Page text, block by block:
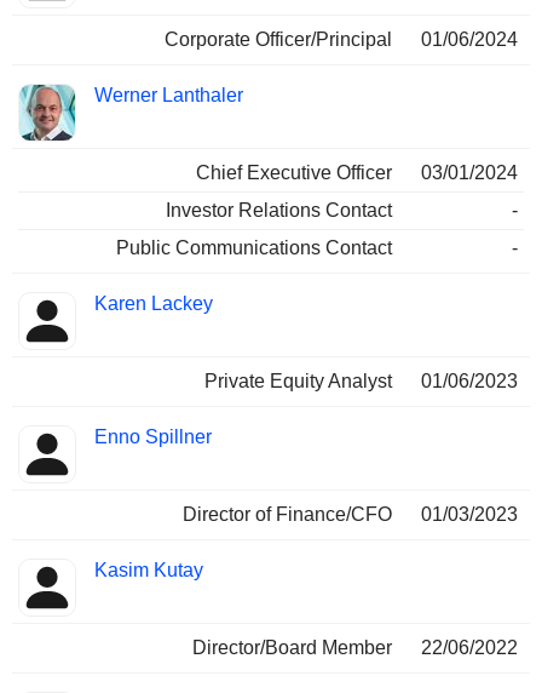
Corporate Officer/Principal 01/06/2024
Werner Lanthaler
Chief Executive Officer
03/01/2024
Investor Relations Contact
-
Public Communications Contact
-
Karen Lackey
Private Equity Analyst 01/06/2023
Enno Spillner
Director of Finance/CFO 01/03/2023
Kasim Kutay
Director/Board Member 22/06/2022